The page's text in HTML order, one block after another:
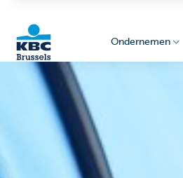
Ondernemen